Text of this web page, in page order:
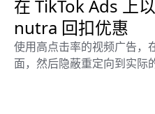
在 TikTok Ads 上
nutra 回扣优惠
使用高点击率的视频广告，
面，然后隐蔽重定向到实际